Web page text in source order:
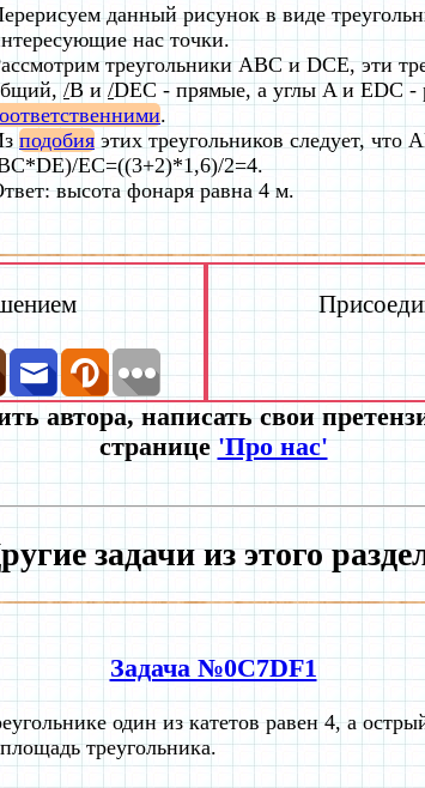
данный рисунок в виде
нас точки.
треугольники ABC и DCE, эти
/B и/DEC - прямые, а углы A и EDC -
.
подобия этих треугольников следует,
EC=((3+2)*1,6)/2=4.
высота фонаря равна 4 м.
автора, написать свои
странице'Про нас'
задачи из этого
Задача №0C7DF1
один из катетов равен 4, а
треугольника.